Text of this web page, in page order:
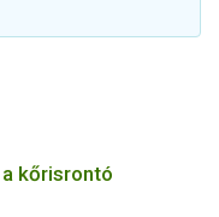
kőrisrontó